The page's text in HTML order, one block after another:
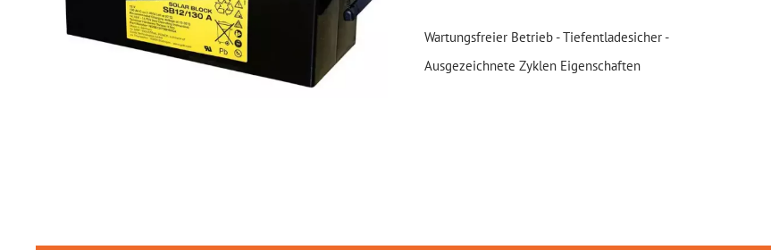
Wartungsfreier Betrieb - Tiefentladesicher -
Ausgezeichnete Zyklen Eigenschaften